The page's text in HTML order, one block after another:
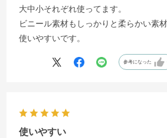
大中小それぞれ使ってます。
ビニール素材もしっかりと柔らかい素
使いやすいです。
参考になった
使いやすい